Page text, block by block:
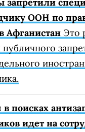
запретили
ООН по
Афганистан Это
в поисках
идет на